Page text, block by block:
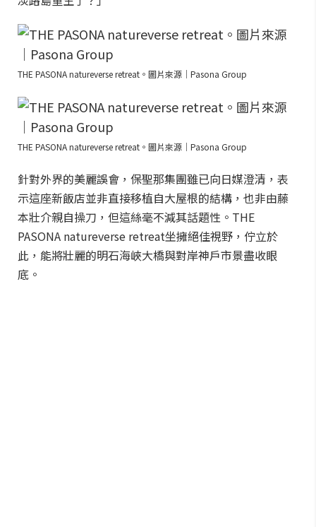
THE PASONA natureverse retreat。圖片來源｜Pasona Group
THE PASONA natureverse retreat。圖片來源｜Pasona Group
針對外界的美麗誤會，保聖那集團雖已向日媒澄清，表
示這座新飯店並非直接移植自大屋根的結構，也非由藤
本壯介親自操刀，但這絲毫不減其話題性。THE
PASONA natureverse retreat坐擁絕佳視野，佇立於
此，能將壯麗的明石海峽大橋與對岸神戶市景盡收眼
底。